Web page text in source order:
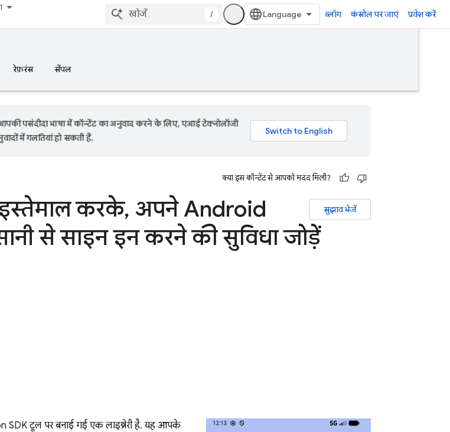
/ ब्लॉग कंसोल पर जाएं प्रवेश करें
रेफ़रंस सैंपल
पसंदीदा भाषा में कॉन्टेंट का अनुवाद करने के लिए, एआई टेक्नोलॉजी
में गलतियां हो सकती हैं.
क्या इस कॉन्टेंट से आपको मदद मिली?
सुझाव भेजें
करके, अपने Android
से साइन इन करने की सुविधा जोड़ें
SDK टूल पर बनाई गई एक लाइब्रेरी है. यह आपके